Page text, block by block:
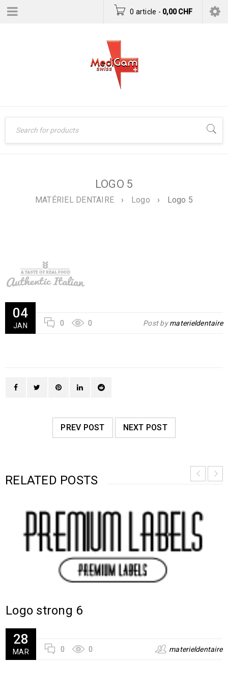
0 article - 0,00CHF
LOGO 5
MATÉRIEL DENTAIRE › Logo › Logo 5
04
JAN 0 0 Post bymaterieldentaire
PREV POST NEXT POST
RELATED POSTS
Logo strong 6
28
MAR 0 0 materieldentaire